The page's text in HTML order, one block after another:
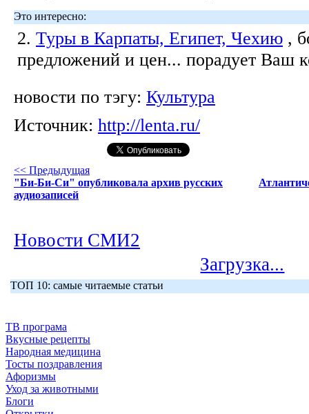
Это интересно:
2. Туры в Карпаты, Египет, Чехию ,
предложений и цен... порадует Ваш
новости по тэгу: Культура
Источник: http://lenta.ru/
<< Предыдущая
"Би-Би-Си" опубликовала архив русских
аудиозаписей
Новости СМИ2
Загрузка...
ТОП 10: самые читаемые статьи
ТВ програма
Вкусные рецепты
Народная медицина
Тосты поздравления
Афоризмы
Уход за животными
Блоги